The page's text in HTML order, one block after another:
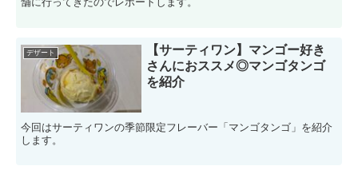
デザート
【サーティワン】マンゴー好き
さんにおススメ◎マンゴタンゴ
を紹介
今回はサーティワンの季節限定フレーバー「マンゴタンゴ」を紹介
します。